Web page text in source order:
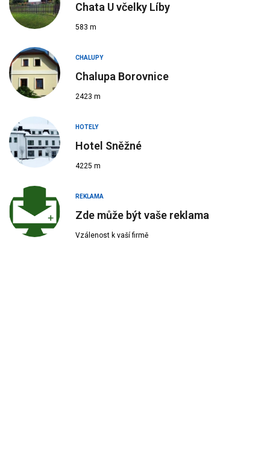
Chata U včelky Líby
583 m
CHALUPY
Chalupa Borovnice
2423 m
HOTELY
Hotel Sněžné
4225 m
REKLAMA
Zde může být vaše reklama
Vzálenost k vaší firmě